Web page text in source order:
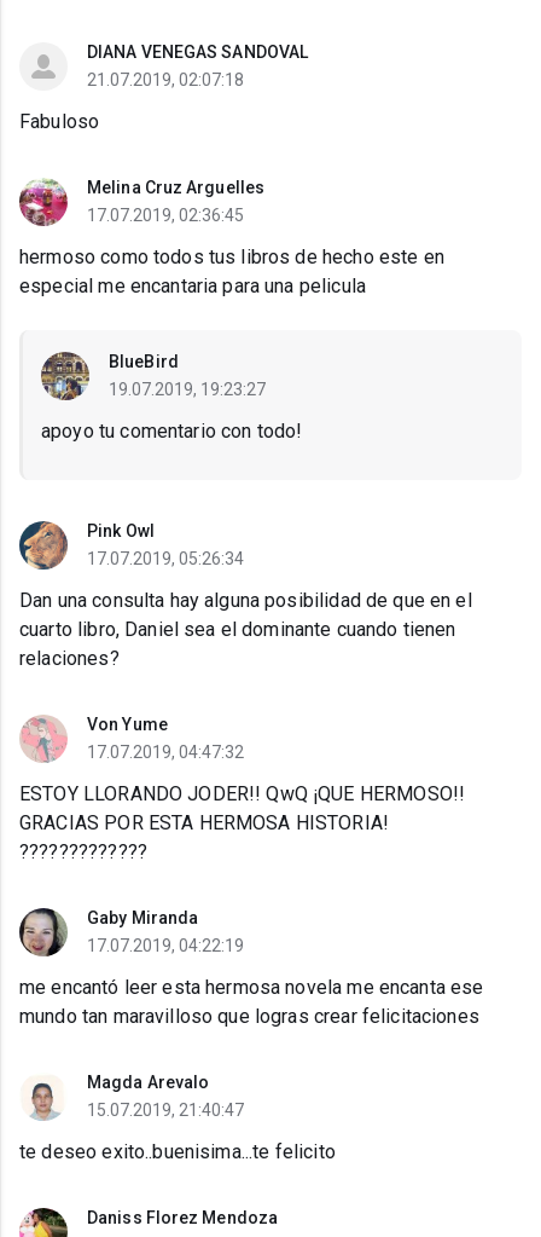
DIANA VENEGAS SANDOVAL
21.07.2019, 02:07:18
Fabuloso
Melina Cruz Arguelles
17.07.2019, 02:36:45
hermoso como todos tus libros de hecho este en
especial me encantaria para una pelicula
BlueBird
19.07.2019, 19:23:27
apoyo tu comentario con todo!
Pink Owl
17.07.2019, 05:26:34
Dan una consulta hay alguna posibilidad de que en el
cuarto libro, Daniel sea el dominante cuando tienen
relaciones?
Von Yume
17.07.2019, 04:47:32
ESTOY LLORANDO JODER!! QwQ ¡QUE HERMOSO!!
GRACIAS POR ESTA HERMOSA HISTORIA!
?????????????
Gaby Miranda
17.07.2019, 04:22:19
me encantó leer esta hermosa novela me encanta ese
mundo tan maravilloso que logras crear felicitaciones
Magda Arevalo
15.07.2019, 21:40:47
te deseo exito..buenisima...te felicito
Daniss Florez Mendoza